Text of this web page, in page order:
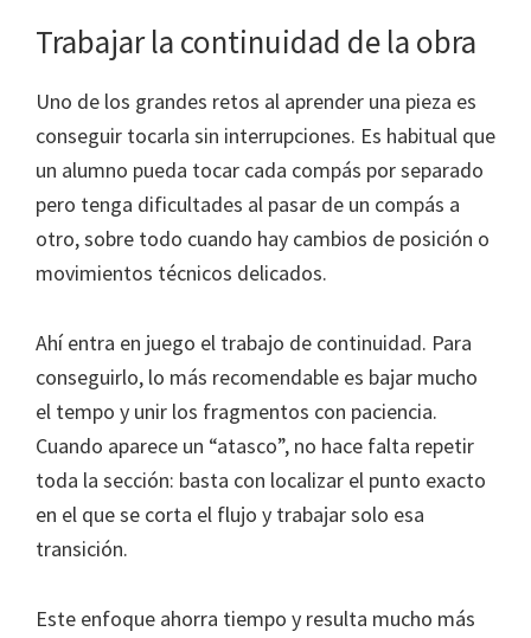
Trabajar la continuidad de la obra
Uno de los grandes retos al aprender una pieza es
conseguir tocarla sin interrupciones. Es habitual que
un alumno pueda tocar cada compás por separado
pero tenga dificultades al pasar de un compás a
otro, sobre todo cuando hay cambios de posición o
movimientos técnicos delicados.
Ahí entra en juego el trabajo de continuidad. Para
conseguirlo, lo más recomendable es bajar mucho
el tempo y unir los fragmentos con paciencia.
Cuando aparece un “atasco”, no hace falta repetir
toda la sección: basta con localizar el punto exacto
en el que se corta el flujo y trabajar solo esa
transición.
Este enfoque ahorra tiempo y resulta mucho más